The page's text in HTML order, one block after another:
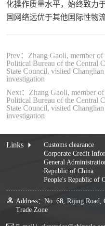
化操作质量水平，始终致力
国网络远优于其他国际性物
Prev：Zhang Gaoli, member
Political Bureau of the Central
State Council, visited
investigation
Next：Zhang Gaoli, member
Political Bureau of the Central
State Council, visited
investigation
Links
Customs clearance
Corporate Credit
General
Republic of China
People's Republic of
Address：No. 68, Rijing Road,
Trade Zone